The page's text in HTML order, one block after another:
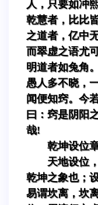
人，只要如冲
乾慧者，比比
之道者，亿中
而翠虚之语尤
明道者如兔角
愚人多不晓，
闻便知窍。今
曰：窍是阴阳
哉!
乾坤设位
天地设位
乾坤之象也；
易谓坎离，坎